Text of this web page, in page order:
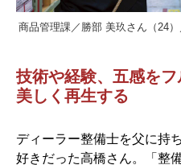
商品管理課／勝部 美玖さん（24
技術や経験、五感を
美しく再生する
ディーラー整備士を父に持
好きだった高橋さん。「整